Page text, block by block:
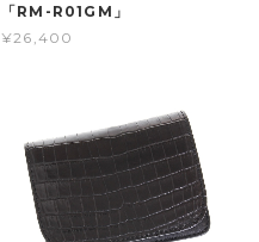
「RM-R01GM」
¥26,400